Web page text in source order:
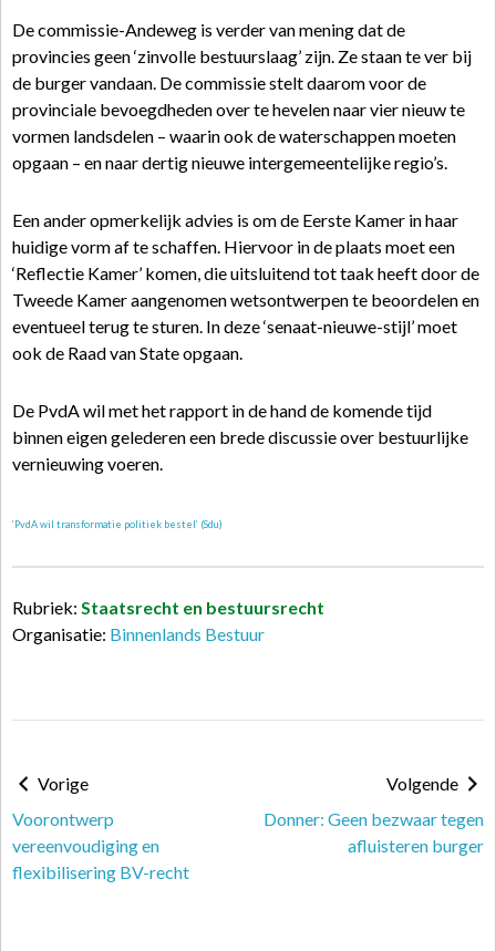
De commissie-Andeweg is verder van mening dat de
provincies geen ‘zinvolle bestuurslaag’ zijn. Ze staan te ver bij
de burger vandaan. De commissie stelt daarom voor de
provinciale bevoegdheden over te hevelen naar vier nieuw te
vormen landsdelen – waarin ook de waterschappen moeten
opgaan – en naar dertig nieuwe intergemeentelijke regio’s.
Een ander opmerkelijk advies is om de Eerste Kamer in haar
huidige vorm af te schaffen. Hiervoor in de plaats moet een
‘Reflectie Kamer’ komen, die uitsluitend tot taak heeft door de
Tweede Kamer aangenomen wetsontwerpen te beoordelen en
eventueel terug te sturen. In deze ‘senaat-nieuwe-stijl’ moet
ook de Raad van State opgaan.
De PvdA wil met het rapport in de hand de komende tijd
binnen eigen gelederen een brede discussie over bestuurlijke
vernieuwing voeren.
‘PvdA wil transformatie politiek bestel’ (Sdu)
Rubriek: Staatsrecht en bestuursrecht
Organisatie: Binnenlands Bestuur
Vorige
Voorontwerp
vereenvoudiging en
flexibilisering BV-recht
Volgende
Donner: Geen bezwaar tegen
afluisteren burger